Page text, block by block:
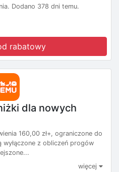
Dodano 378 dni temu.
rabatowy
dla nowych
160,00 zł+, ograniczone do
wyłączone z obliczeń progów
więcej